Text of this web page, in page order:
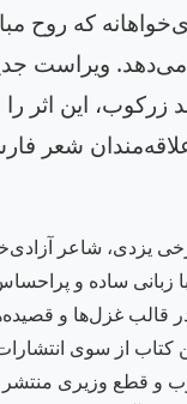
که روح
می‌دهد. ویراست
این اثر را
شعر
یزدی، شاعر
زبانی ساده و
قالب غزل‌ها و
و قطع وزیری